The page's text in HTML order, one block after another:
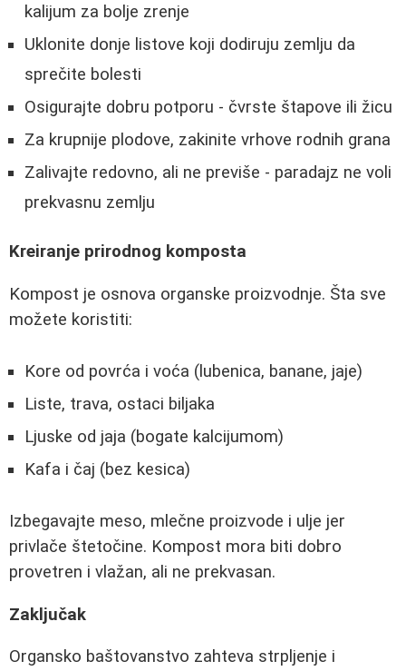
kalijum za bolje zrenje
Uklonite donje listove koji dodiruju zemlju da
sprečite bolesti
Osigurajte dobru potporu - čvrste štapove ili žicu
Za krupnije plodove, zakinite vrhove rodnih grana
Zalivajte redovno, ali ne previše - paradajz ne voli
prekvasnu zemlju
Kreiranje prirodnog komposta
Kompost je osnova organske proizvodnje. Šta sve
možete koristiti:
Kore od povrća i voća (lubenica, banane, jaje)
Liste, trava, ostaci biljaka
Ljuske od jaja (bogate kalcijumom)
Kafa i čaj (bez kesica)
Izbegavajte meso, mlečne proizvode i ulje jer
privlače štetočine. Kompost mora biti dobro
provetren i vlažan, ali ne prekvasan.
Zaključak
Organsko baštovanstvo zahteva strpljenje i